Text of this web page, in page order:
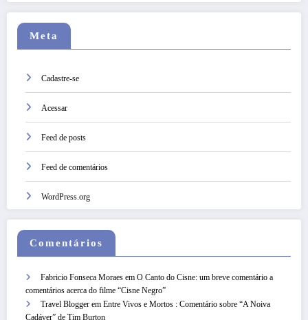
Meta
Cadastre-se
Acessar
Feed de posts
Feed de comentários
WordPress.org
Comentários
Fabricio Fonseca Moraes em O Canto do Cisne: um breve comentário a
comentários acerca do filme “Cisne Negro”
Travel Blogger em Entre Vivos e Mortos : Comentário sobre “A Noiva
Cadáver” de Tim Burton